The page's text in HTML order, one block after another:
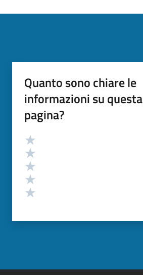
Quanto sono chiare le
informazioni su questa
pagina?
Valutazione